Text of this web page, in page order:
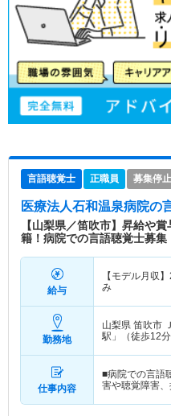
言語聴覚士 正職員 募集停止
医療法人石和温泉病院の
【山梨県／笛吹市】昇給や
籍！病院での言語聴覚士募集
給与
【モデル月収】
み
勤務地
山梨県 笛吹市
駅」（徒歩12分
仕事内容
■病院での言語
害や聴覚障害